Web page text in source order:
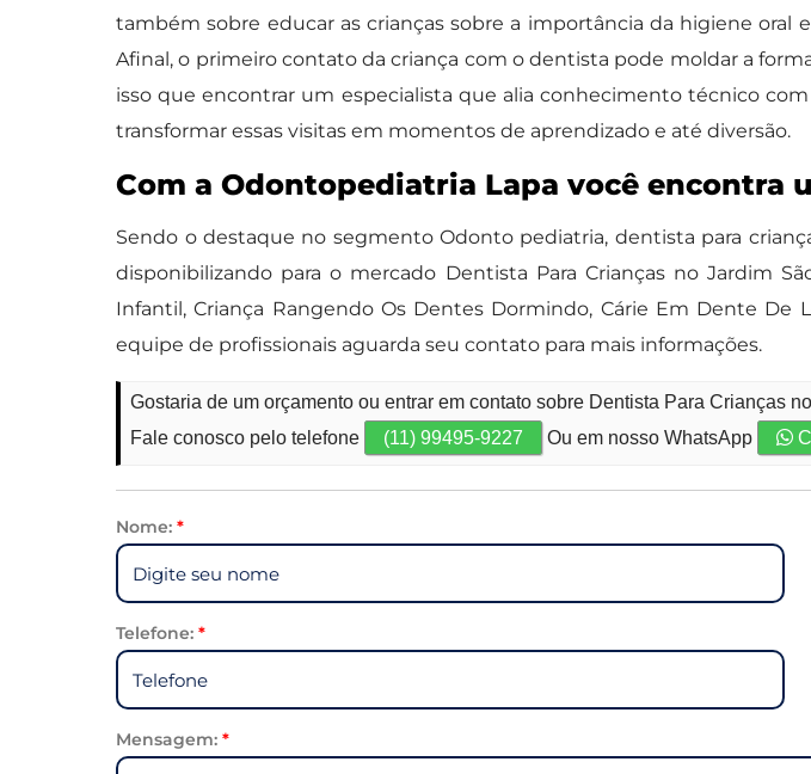
também sobre educar as crianças sobre a importância da higiene oral
Afinal, o primeiro contato da criança com o dentista pode moldar a
isso que encontrar um especialista que alia conhecimento técnico
transformar essas visitas em momentos de aprendizado e até diversão.
Com a Odontopediatria Lapa você encontra
Sendo o destaque no segmento Odonto pediatria, dentista para
disponibilizando para o mercado Dentista Para Crianças no Jardim
Infantil, Criança Rangendo Os Dentes Dormindo, Cárie Em Dente De
equipe de profissionais aguarda seu contato para mais informações.
Gostaria de um orçamento ou entrar em contato sobre Dentista Para Crianças
Fale conosco pelo telefone
(11) 99495-9227 Ou em nosso WhatsApp
Nome:*
Telefone:*
Mensagem:*